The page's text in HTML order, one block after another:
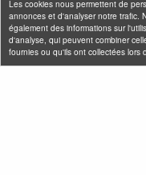
Les cookies nous permettent de
annonces et d'analyser notre trafic.
également des informations sur
d'analyse, qui peuvent combiner
fournies ou qu'ils ont collectées lors